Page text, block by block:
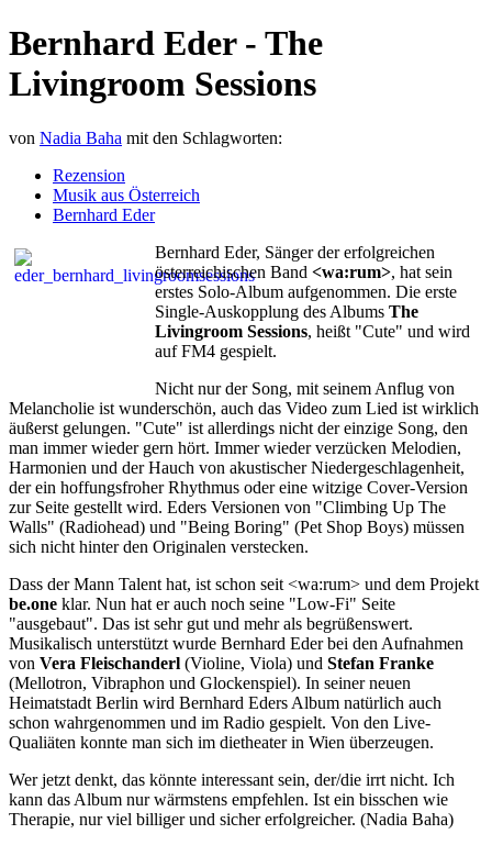
Bernhard Eder - The
Livingroom Sessions
von Nadia Baha mit den Schlagworten:
Rezension
Musik aus Österreich
Bernhard Eder
Bernhard Eder, Sänger der erfolgreichen
österreichischen Band <wa:rum>, hat sein
erstes Solo-Album aufgenommen. Die erste
Single-Auskopplung des Albums The
Livingroom Sessions, heißt "Cute" und wird
auf FM4 gespielt.
Nicht nur der Song, mit seinem Anflug von
Melancholie ist wunderschön, auch das Video zum Lied ist wirklich
äußerst gelungen. "Cute" ist allerdings nicht der einzige Song, den
man immer wieder gern hört. Immer wieder verzücken Melodien,
Harmonien und der Hauch von akustischer Niedergeschlagenheit,
der ein hoffungsfroher Rhythmus oder eine witzige Cover-Version
zur Seite gestellt wird. Eders Versionen von "Climbing Up The
Walls" (Radiohead) und "Being Boring" (Pet Shop Boys) müssen
sich nicht hinter den Originalen verstecken.
Dass der Mann Talent hat, ist schon seit <wa:rum> und dem Projekt
be.one klar. Nun hat er auch noch seine "Low-Fi" Seite
"ausgebaut". Das ist sehr gut und mehr als begrüßenswert.
Musikalisch unterstützt wurde Bernhard Eder bei den Aufnahmen
von Vera Fleischanderl (Violine, Viola) und Stefan Franke
(Mellotron, Vibraphon und Glockenspiel). In seiner neuen
Heimatstadt Berlin wird Bernhard Eders Album natürlich auch
schon wahrgenommen und im Radio gespielt. Von den Live-
Qualiäten konnte man sich im dietheater in Wien überzeugen.
Wer jetzt denkt, das könnte interessant sein, der/die irrt nicht. Ich
kann das Album nur wärmstens empfehlen. Ist ein bisschen wie
Therapie, nur viel billiger und sicher erfolgreicher. (Nadia Baha)